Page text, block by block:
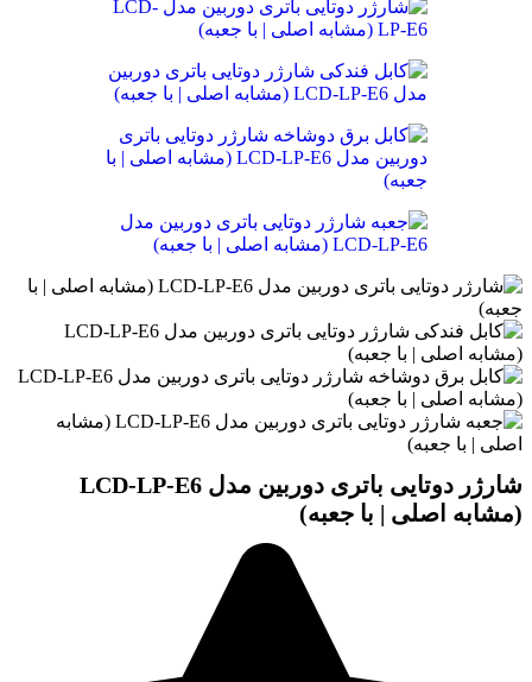
شارژر دوتایی باتری دوربین مدل LCD-LP-E6
(مشابه اصلی | با جعبه)